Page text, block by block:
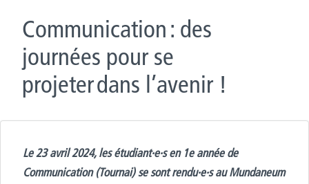
Presse
Inscriptions
Communication : des
journées pour se
projeter dans l’avenir !
Le 23 avril 2024, les étudiant·e·s en 1eannée de
Communication (Tournai) se sont rendu·e·s au Mundaneum